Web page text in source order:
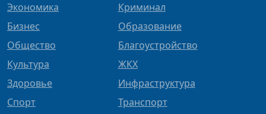
Экономика
Бизнес
Общество
Культура
Здоровье
Спорт
Криминал
Образование
Благоустройство
ЖКХ
Инфраструктура
Транспорт